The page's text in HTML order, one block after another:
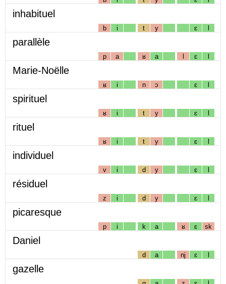
inhabituel
b i t y ɛ l
parallèle
p a ʁ a l ɛ l
Marie-Noëlle
ʁ i n ɔ ɛ l
spirituel
ʁ i t y ɛ l
rituel
ʁ i t y ɛ l
individuel
v i d y ɛ l
résiduel
z i d y ɛ l
picaresque
p i k a ʁ ɛ sk
Daniel
d a nj ɛ l
gazelle